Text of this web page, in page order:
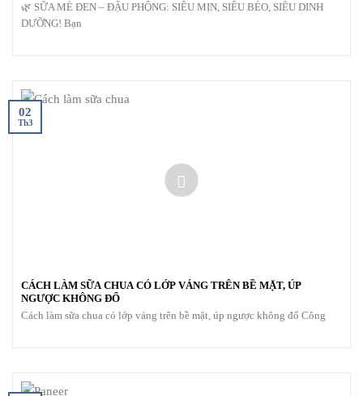
🌿 SỮA MÈ ĐEN – ĐẬU PHỘNG: SIÊU MỊN, SIÊU BÉO, SIÊU DINH
DƯỠNG! Bạn
CÁCH LÀM SỮA CHUA CÓ LỚP VÁNG TRÊN BỀ MẶT, ÚP
NGƯỢC KHÔNG ĐỔ
Cách làm sữa chua có lớp váng trên bề mặt, úp ngược không đổ Công
02
Th3